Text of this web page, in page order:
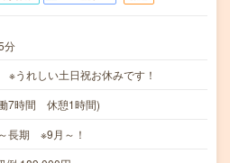
分
うれしい土日祝お休みです！
7時間 休憩1時間)
長期 ※9月～！